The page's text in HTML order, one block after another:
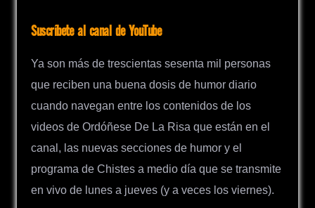
Suscríbete al canal de YouTube
Ya son más de trescientas sesenta mil personas
que reciben una buena dosis de humor diario
cuando navegan entre los contenidos de los
videos de Ordóñese De La Risa que están en el
canal, las nuevas secciones de humor y el
programa de Chistes a medio día que se transmite
en vivo de lunes a jueves (y a veces los viernes).